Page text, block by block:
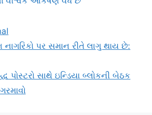
નાગરિકો પર સમાન રીતે લાગુ થાય છે:
પોસ્ટરો સાથે ઇન્ડિયા બ્લોકની બેઠક